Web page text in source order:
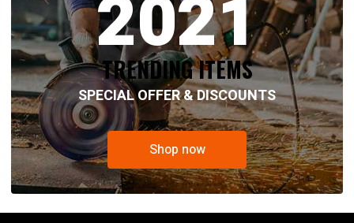
2021
TRENDING ITEMS
SPECIAL OFFER & DISCOUNTS
Shop now